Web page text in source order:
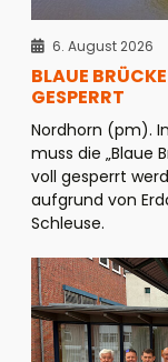
6. August 2026
BLAUE
GESPERRT
Nordhorn (pm).
muss die „Blaue
voll gesperrt
aufgrund von
Schleuse.